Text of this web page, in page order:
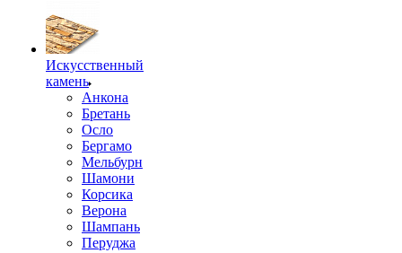
Искусственный
камень
Анкона
Бретань
Осло
Бергамо
Мельбурн
Шамони
Корсика
Верона
Шампань
Перуджа